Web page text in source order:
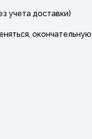
учета доставки)
окончательную